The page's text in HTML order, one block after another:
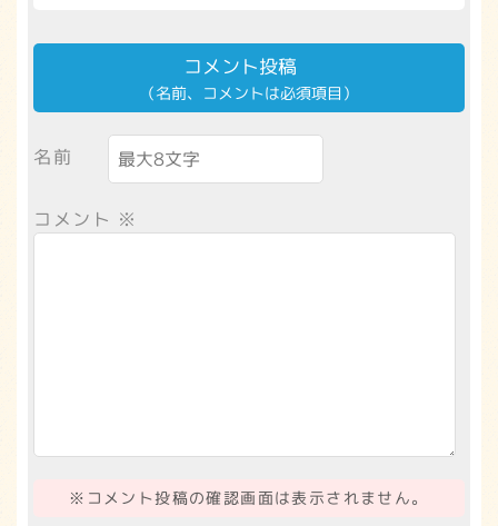
コメント投稿
（名前、コメントは必須項目）
名前
コメント ※
※コメント投稿の確認画面は表示されません。